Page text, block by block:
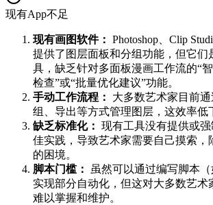
现有App不足
现有画图软件： Photoshop、Clip
提供了图层面板和分组功能，但它们
具，缺乏针对多面板漫画工作流的“
检查”或“批量优化建议”功能。
手动工作流程：
大多数艺术家目前
组、导出等方式管理图层，这效率低
缺乏标准化： 现有工具没有提供或
佳实践，导致艺术家需要自己摸索，
的困境。
脚本门槛：
虽然可以通过编写脚本（
实现部分自动化，但这对大多数艺术
难以掌握和维护。